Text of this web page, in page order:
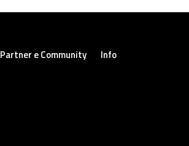
Partner e Community Info